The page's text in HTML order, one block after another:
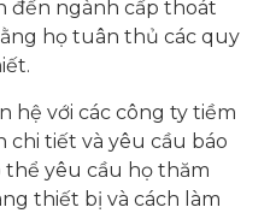
đến ngành cấp thoát
họ tuân thủ các quy
hệ với các công ty tiềm
chi tiết và yêu cầu báo
thể yêu cầu họ thăm
thiết bị và cách làm